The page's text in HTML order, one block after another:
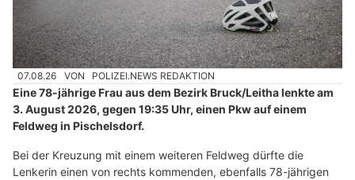
07.08.26 VON POLIZEI.NEWS REDAKTION
Eine 78-jährige Frau aus dem Bezirk Bruck/Leitha lenkte am
3. August 2026, gegen 19:35 Uhr, einen Pkw auf einem
Feldweg in Pischelsdorf.
Bei der Kreuzung mit einem weiteren Feldweg dürfte die
Lenkerin einen von rechts kommenden, ebenfalls 78-jährigen